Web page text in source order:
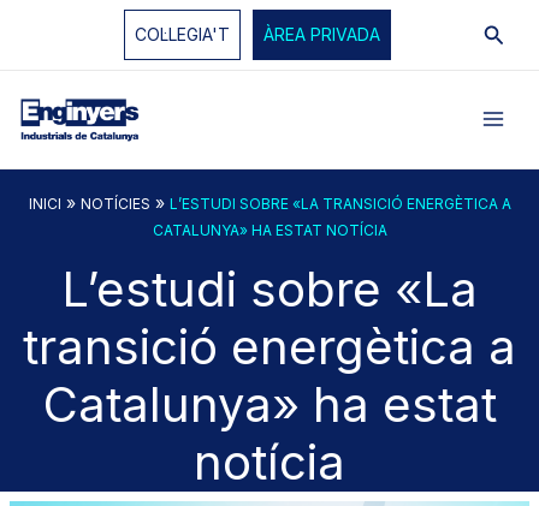
COL·LEGIA'T ÀREA PRIVADA
INICI » NOTÍCIES » L’ESTUDI SOBRE «LA TRANSICIÓ ENERGÈTICA A
CATALUNYA» HA ESTAT NOTÍCIA
L’estudi sobre «La
transició energètica a
Catalunya» ha estat
notícia